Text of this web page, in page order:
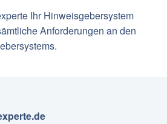
Ihr Hinweisgebersystem
Anforderungen an den